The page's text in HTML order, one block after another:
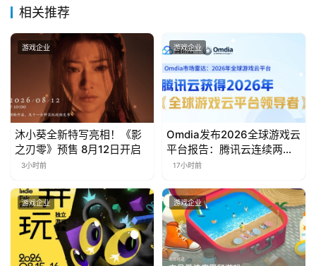
茶
月
3
0
日
游
茶
相关推荐
游戏企业
沐小葵全新特写亮相！《影
之刃零》预售 8月12日开启
3小时前
游戏企业
Omdia发布2026全球游戏云
平台报告：腾讯云连续两年
入选“领导者”象限
17小时前
游戏企业 游戏企业